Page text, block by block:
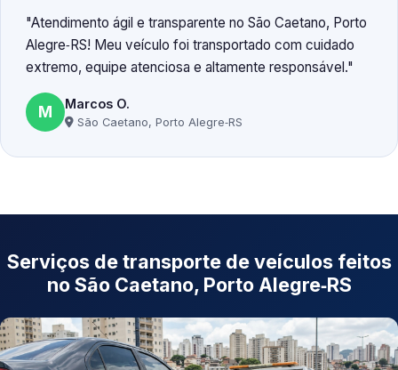
Atendimento ágil e transparente no São Caetano, Porto
Alegre‑RS! Meu veículo foi transportado com cuidado
extremo, equipe atenciosa e altamente responsável.
M Marcos O.
São Caetano, Porto Alegre‑RS
Serviços de transporte de veículos feitos
no São Caetano, Porto Alegre‑RS